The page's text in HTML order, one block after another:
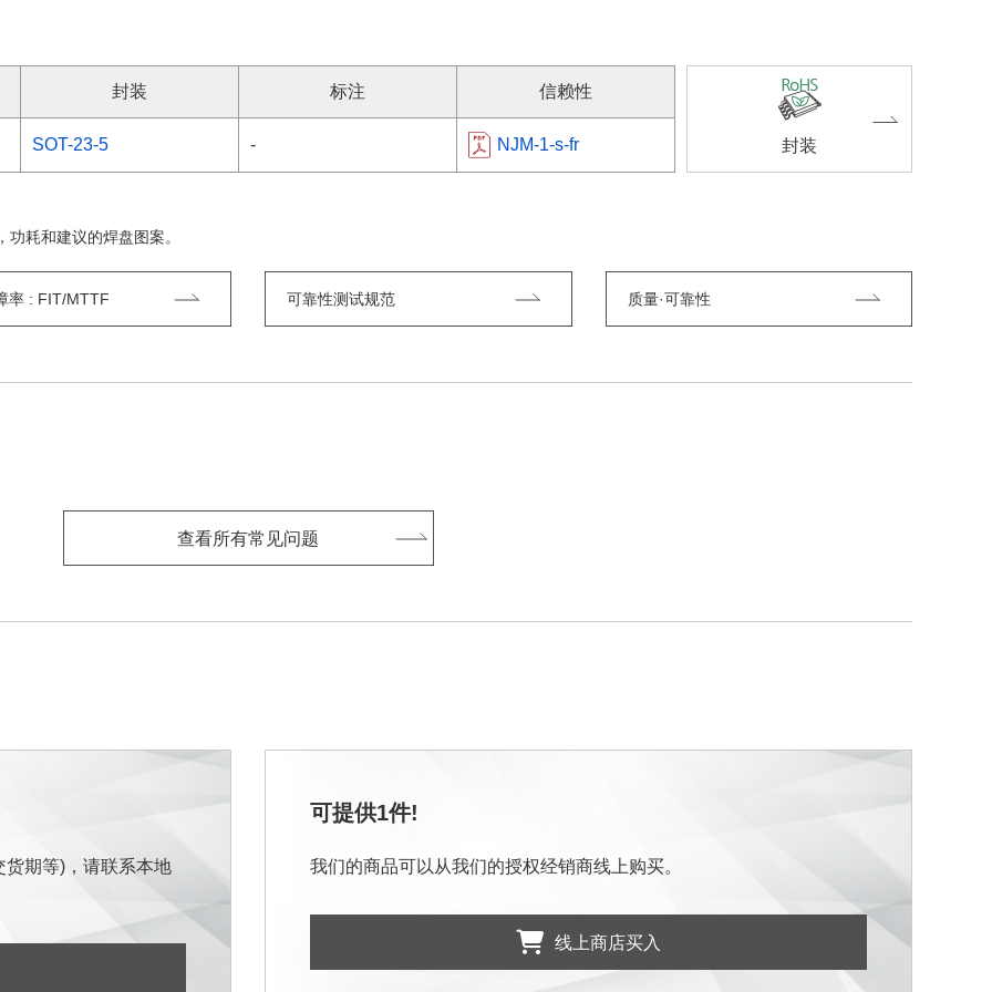
封装 标注 信赖性
SOT-23-5 - NJM-1-s-fr 封装
耗和建议的焊盘图案。
率 : FIT/MTTF 可靠性测试规范 质量·可靠性
查看所有常见问题
期等)，请联系本地
可提供1件!
我们的商品可以从我们的授权经销商线上购买。
线上商店买入